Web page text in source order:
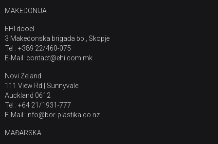
MAKEDONIJA
EHI dooel
3 Makedonska brigada bb , Skopje
Tel : +389 22/460-075
E-Mail: contact@ehi.com.mk
Novi Zeland
111 View Rd | Sunnyvale
Auckland 0612
Tel : +64 21/1931-777
E-Mail: info@bor-plastika.co.nz
MAĐARSKA